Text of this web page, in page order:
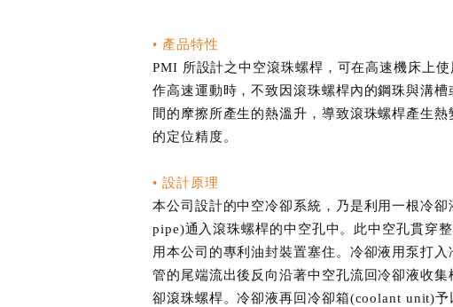
• 產品特性
PMI 所設計之中空滾珠螺桿，可在高速機床上使
作高速運動時，不致因滾珠螺桿內的鋼珠與溝槽
間的摩擦所產生的熱溫升，導致滾珠螺桿產生熱
的定位精度。
• 設計原理
本公司設計的中空冷卻系統，乃是利用一根冷卻
pipe)通入滾珠螺桿的中空孔中。此中空孔貫穿
用本公司的專利油封裝置塞住。冷卻液用泵打入
管的尾端流出後反向沿著中空孔流回冷卻液收集
卻滾珠螺桿。冷卻液再回冷卻箱(coolant unit)予